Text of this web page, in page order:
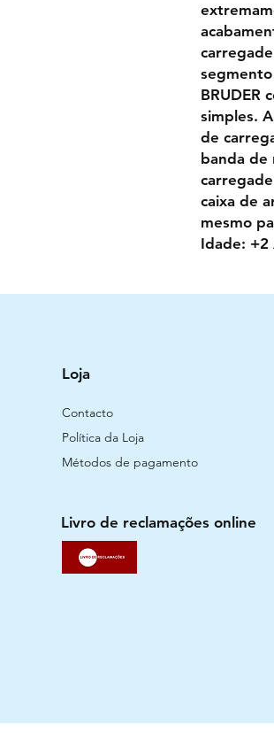
BRUDER
simples.
de
banda de
caixa de
mesmo
Idade: +2
Loja
Contacto
Política da Loja
Métodos de pagamento
Livro de reclamações online